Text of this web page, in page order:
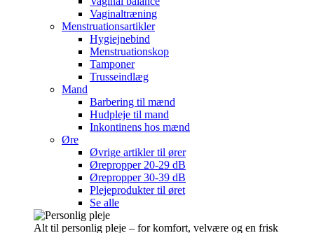
Vaginaltræning
Menstruationsartikler
Hygiejnebind
Menstruationskop
Tamponer
Trusseindlæg
Mand
Barbering til mænd
Hudpleje til mand
Inkontinens hos mænd
Øre
Øvrige artikler til ører
Ørepropper 20-29 dB
Ørepropper 30-39 dB
Plejeprodukter til øret
Se alle
Alt til personlig pleje – for komfort, velvære og en frisk